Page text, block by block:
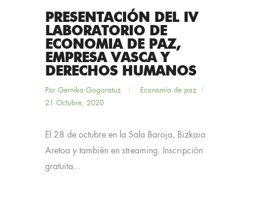
PRESENTACIÓN DEL IV
LABORATORIO DE
ECONOMIA DE PAZ,
EMPRESA VASCA Y
DERECHOS HUMANOS
Por Gernika Gogoratuz
Economía de paz
21 Octubre, 2020
El 28 de octubre en la Sala Baroja, Bizkaia
Aretoa y también en streaming. Inscripción
gratuita...